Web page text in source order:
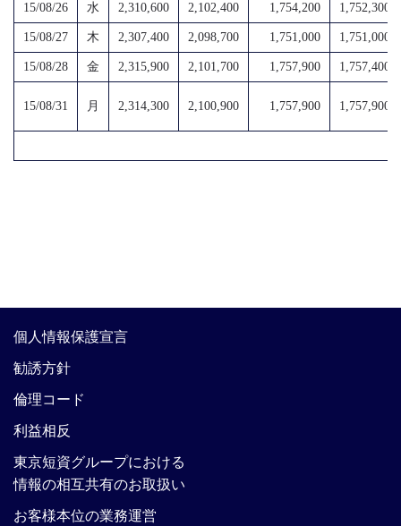
15/08/26 水 2,310,600 2,102,400 1,754,200 1,752,300
15/08/27 木 2,307,400 2,098,700 1,751,000 1,751,000
15/08/28 金 2,315,900 2,101,700 1,757,900 1,757,400
15/08/31 月 2,314,300 2,100,900 1,757,900 1,757,900
個人情報保護宣言
勧誘方針
倫理コード
利益相反
東京短資グループにおける
情報の相互共有のお取扱い
お客様本位の業務運営